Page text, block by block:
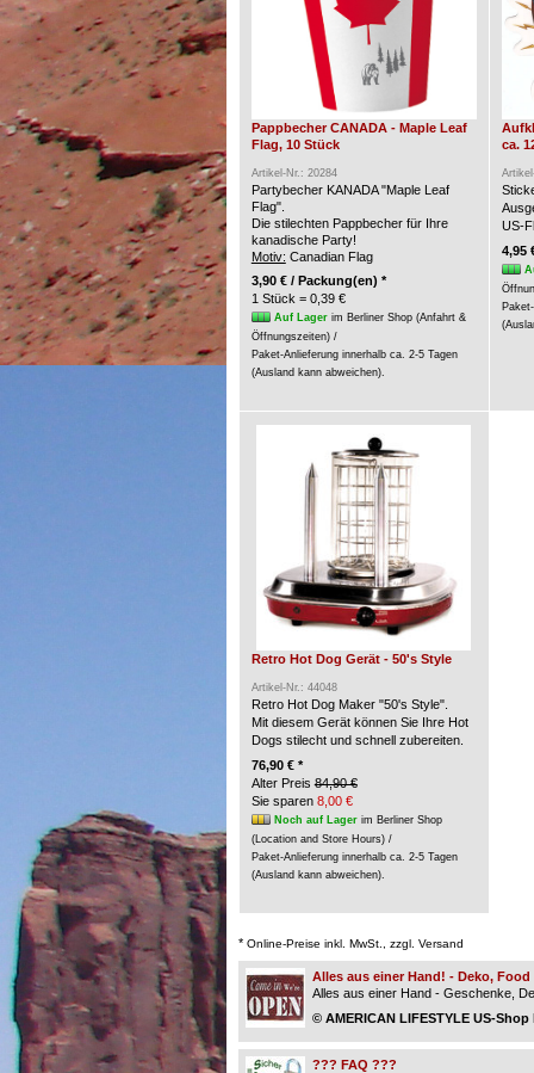
Pappbecher CANADA - Maple Leaf
Flag, 10 Stück
Artikel-Nr.: 20284
Partybecher KANADA "Maple Leaf
Flag".
Die stilechten Pappbecher für Ihre
kanadische Party!
Motiv: Canadian Flag
3,90 € / Packung(en) *
1 Stück = 0,39 €
Auf Lagerim Berliner Shop (Anfahrt &
Öffnungszeiten) /
Paket-Anlieferung innerhalb ca. 2-5 Tagen
(Ausland kann abweichen).
ca.
US-
4,95
Retro Hot Dog Gerät - 50's Style
Artikel-Nr.: 44048
Retro Hot Dog Maker "50's Style".
Mit diesem Gerät können Sie Ihre Hot
Dogs stilecht und schnell zubereiten.
76,90 € *
Alter Preis 84,90 €
Sie sparen 8,00 €
Noch auf Lagerim Berliner Shop
(Location and Store Hours) /
Paket-Anlieferung innerhalb ca. 2-5 Tagen
(Ausland kann abweichen).
* Online-Preise inkl. MwSt., zzgl. Versand
Alles aus einer Hand! - Deko, Food
Alles aus einer Hand - Geschenke,
© AMERICAN LIFESTYLE US-Shop
??? FAQ ???